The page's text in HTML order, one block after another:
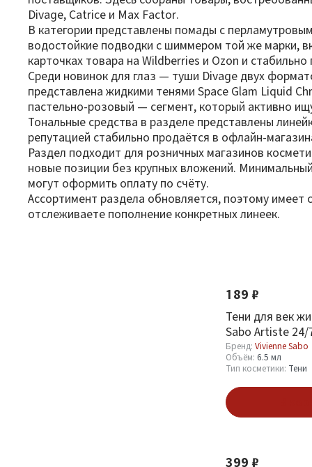
Divage, Catrice и Max Factor.
В категории представлены помады с
водостойкие подводки с шиммером той же марки,
карточках товара на Wildberries и Ozon и
Среди новинок для глаз — туши Divage двух
представлена жидкими тенями Space Glam Liquid
пастельно-розовый — сегмент, который активно
Тональные средства в разделе представлены
репутацией стабильно продаётся в офлайн-
Раздел подходит для розничных магазинов
новые позиции без крупных вложений.
могут оформить оплату по счёту.
Ассортимент раздела обновляется, поэтому имеет
отслеживаете пополнение конкретных линеек.
189 ₽
Тени для век
Sabo Artiste 24/
Angent Brillant
Бренд: Vivienne Sabo
Объём: 6.5 мл
Тип косметики: Тени
399 ₽